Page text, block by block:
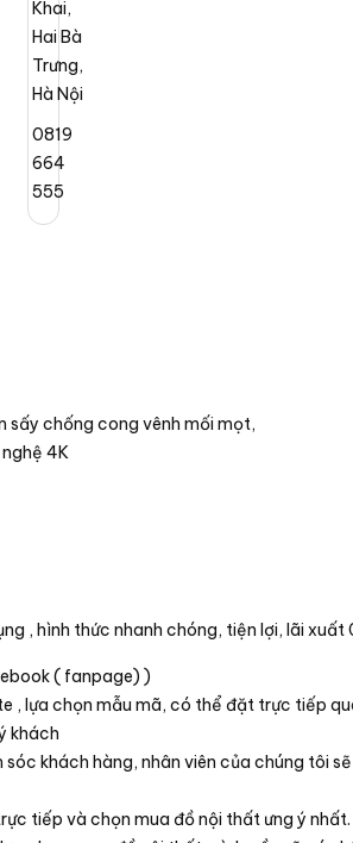
Khai,
Hai Bà
Trưng,
Hà Nội
0819
664
555
sấy chống cong vênh mối mọt,
4K
, hình thức nhanh chóng, tiện lợi, lãi xuất
( fanpage) )
, lựa chọn mẫu mã, có thể đặt trực tiếp
khách
khách hàng, nhân viên của chúng tôi
tiếp và chọn mua đồ nội thất ưng ý